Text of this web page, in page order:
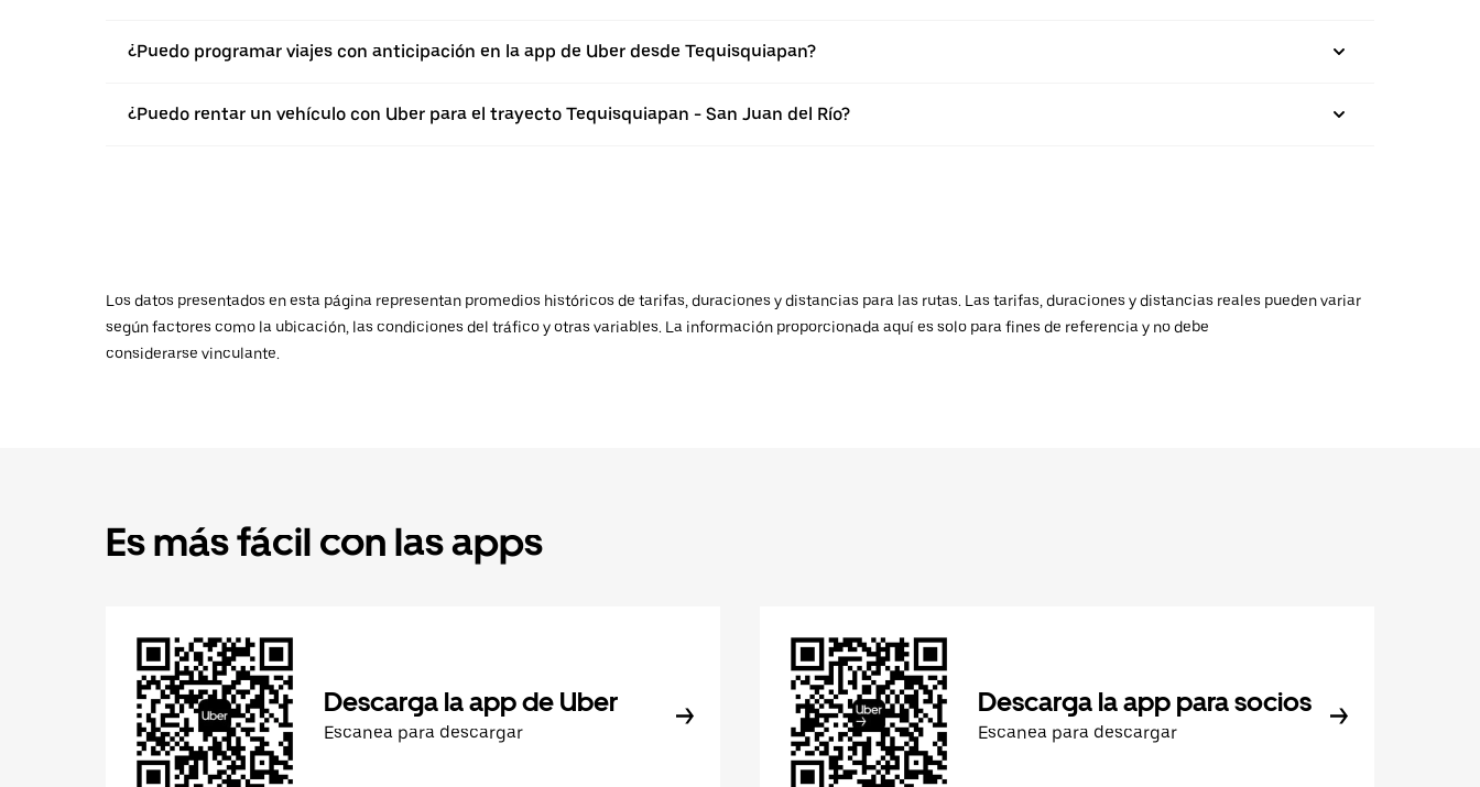
¿Puedo programar viajes con anticipación en la app de Uber desde Tequisquiapan?
¿Puedo rentar un vehículo con Uber para el trayecto Tequisquiapan - San Juan del Río?
Los datos presentados en esta página representan promedios históricos de tarifas, duraciones y distancias para las rutas. Las tarifas, duraciones y distancias reales pueden variar
según factores como la ubicación, las condiciones del tráfico y otras variables. La información proporcionada aquí es solo para fines de referencia y no debe
considerarse vinculante.
Es más fácil con las apps
Descarga la app de Uber
Escanea para descargar
Descarga la app para socios
Escanea para descargar